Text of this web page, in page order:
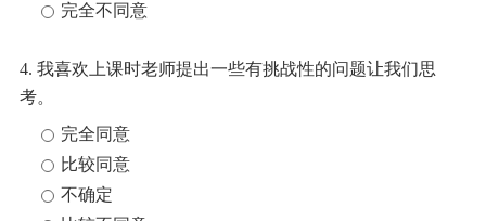
完全不同意
4. 我喜欢上课时老师提出一些有挑战性的问题让我们思
考。
完全同意
比较同意
不确定